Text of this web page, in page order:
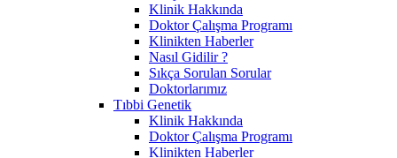
Klinik Hakkında
Doktor Çalışma Programı
Klinikten Haberler
Nasıl Gidilir ?
Sıkça Sorulan Sorular
Doktorlarımız
Tıbbi Genetik
Klinik Hakkında
Doktor Çalışma Programı
Klinikten Haberler